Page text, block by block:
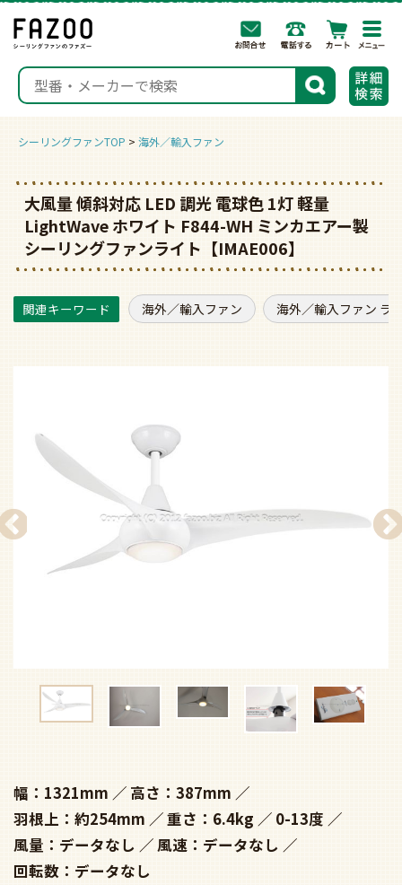
検索
シーリングファンTOP 海外／輸入ファン
大風量 傾斜対応 LED 調光 電球色 1灯 軽量
LightWave ホワイト F844-WH ミンカエアー製
シーリングファンライト【IMAE006】
海外／輸入ファン 海外／輸入ファン ラ
幅：1321mm
高さ：387mm
羽根上：約254mm
重さ：6.4kg
0-13度
風量：データなし
風速：データなし
回転数：データなし